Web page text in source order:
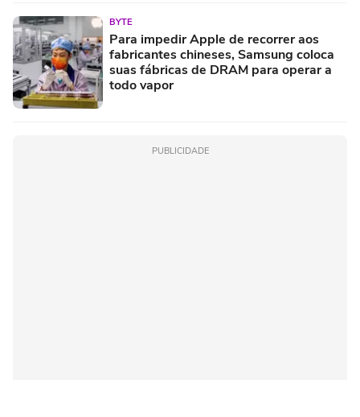
BYTE
Para impedir Apple de recorrer aos
fabricantes chineses, Samsung coloca
suas fábricas de DRAM para operar a
todo vapor
PUBLICIDADE